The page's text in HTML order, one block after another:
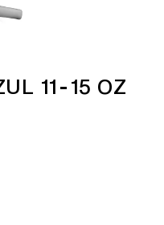
11-15 OZ